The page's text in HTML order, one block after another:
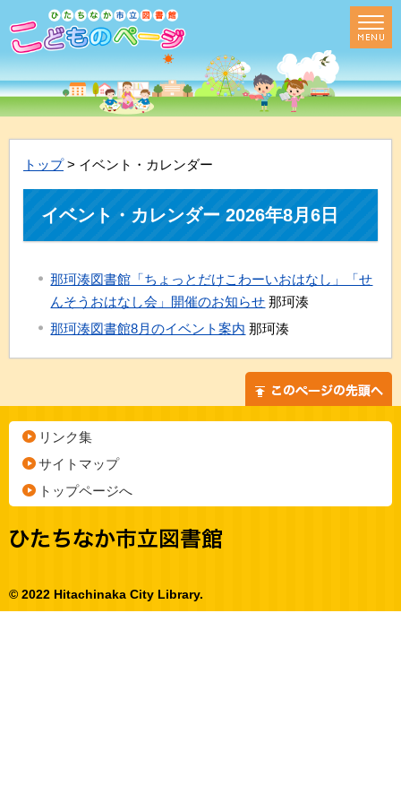
トップ> イベント・カレンダー
イベント・カレンダー 2026年8月6日
那珂湊図書館「ちょっとだけこわーいおはなし」「せ
んそうおはなし会」開催のお知らせ 那珂湊
那珂湊図書館8月のイベント案内 那珂湊
リンク集
サイトマップ
トップページへ
© 2022 Hitachinaka City Library.